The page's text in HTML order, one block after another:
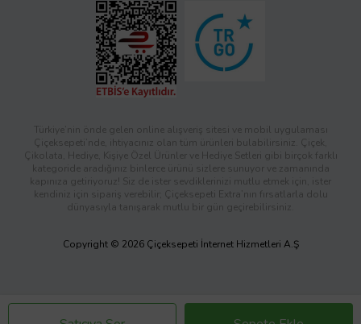
Türkiye’nin önde gelen online alışveriş sitesi ve mobil uygulaması
Çiçeksepeti’nde, ihtiyacınız olan tüm ürünleri bulabilirsiniz. Çiçek,
Çikolata, Hediye, Kişiye Özel Ürünler ve Hediye Setleri gibi birçok farklı
kategoride aradığınız binlerce ürünü sizlere sunuyor ve zamanında
kapınıza getiriyoruz! Siz de ister sevdiklerinizi mutlu etmek için, ister
kendiniz için sipariş verebilir; Çiçeksepeti Extra’nın fırsatlarla dolu
dünyasıyla tanışarak mutlu bir gün geçirebilirsiniz.
Copyright © 2026 Çiçeksepeti İnternet Hizmetleri A.Ş